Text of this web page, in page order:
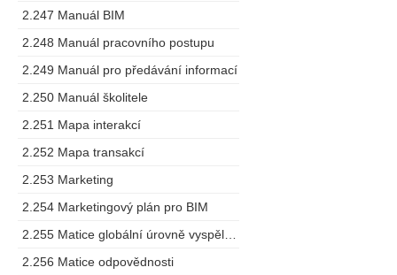
2.247 Manuál BIM
2.248 Manuál pracovního postupu
2.249 Manuál pro předávání informací
2.250 Manuál školitele
2.251 Mapa interakcí
2.252 Mapa transakcí
2.253 Marketing
2.254 Marketingový plán pro BIM
2.256 Matice odpovědnosti